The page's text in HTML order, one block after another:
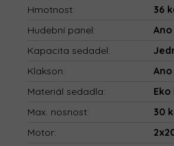
Hmotnost:
36
Hudební panel:
Ano
Kapacita sedadel:
Klakson:
Ano
Materiál sedadla:
Eko
Max. nosnost:
30
Motor: